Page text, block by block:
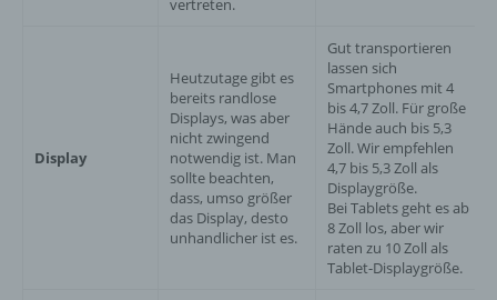
vertreten.
Display
Heutzutage gibt es
bereits randlose
Displays, was aber
nicht zwingend
notwendig ist. Man
sollte beachten,
dass, umso größer
das Display, desto
unhandlicher ist es.
Gut transportieren
lassen sich
Smartphones mit 4
bis 4,7 Zoll. Für große
Hände auch bis 5,3
Zoll. Wir empfehlen
4,7 bis 5,3 Zoll als
Displaygröße.
Bei Tablets geht es ab
8 Zoll los, aber wir
raten zu 10 Zoll als
Tablet-Displaygröße.